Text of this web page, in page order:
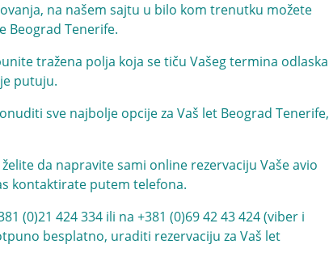
na našem sajtu u bilo kom trenutku možete
Beograd Tenerife.
tražena polja koja se tiču Vašeg termina odlaska
putuju.
sve najbolje opcije za Vaš let Beograd Tenerife,
da napravite sami online rezervaciju Vaše avio
kontaktirate putem telefona.
(0)21 424 334 ili na +381 (0)69 42 43 424(viber i
besplatno, uraditi rezervaciju za Vaš let